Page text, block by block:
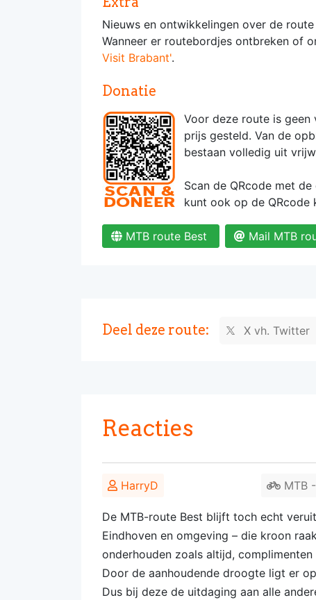
Nieuws en ontwikkelingen over de
Wanneer er routebordjes ontbreken of
Visit Brabant'.
Donatie
Voor deze route is
prijs gesteld. Van de
bestaan volledig uit
Scan de QRcode met
kunt ook op de QRcode
MTB route Best Mail MTB
Deel deze route: X vh. Twitter
Reacties
HarryD MTB
De MTB-route Best blijft toch echt
Eindhoven en omgeving – die kroon
onderhouden zoals altijd,
Door de aanhoudende droogte ligt er
Dus bij deze de uitdaging aan alle